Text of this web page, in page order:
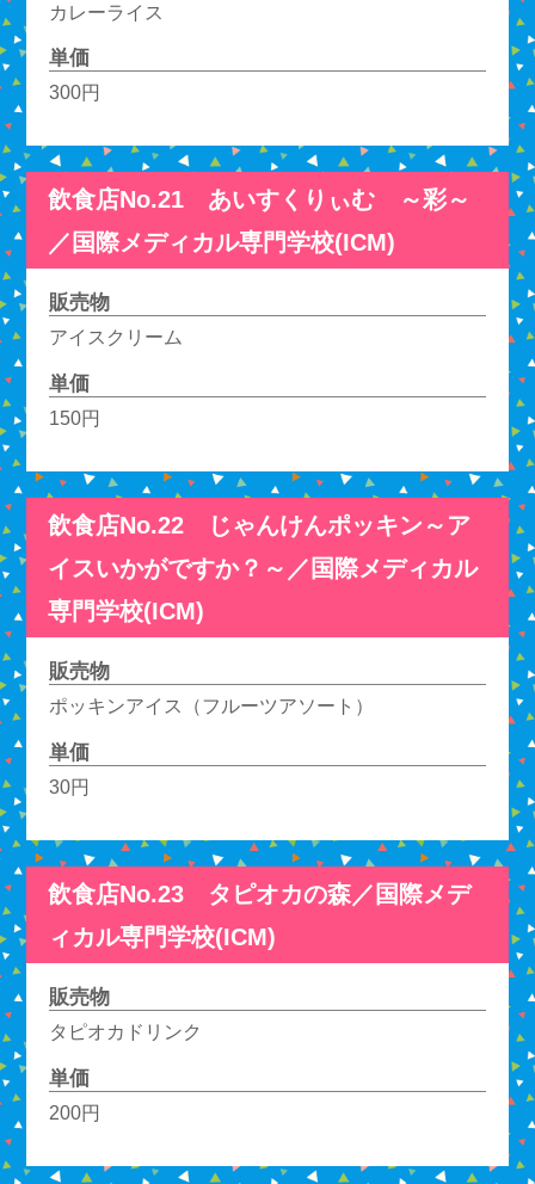
カレーライス
単価
300円
飲食店No.21 あいすくりぃむ ～彩～
／国際メディカル専門学校(ICM)
販売物
アイスクリーム
単価
150円
飲食店No.22 じゃんけんポッキン～ア
イスいかがですか？～／国際メディカル
専門学校(ICM)
販売物
ポッキンアイス（フルーツアソート）
単価
30円
飲食店No.23 タピオカの森／国際メデ
ィカル専門学校(ICM)
販売物
タピオカドリンク
単価
200円